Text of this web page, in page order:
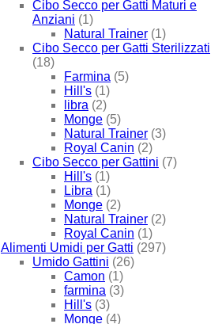
Cibo Secco per Gatti Maturi e
Anziani (1)
Natural Trainer (1)
Cibo Secco per Gatti Sterilizzati
(18)
Farmina (5)
Hill's (1)
libra (2)
Monge (5)
Natural Trainer (3)
Royal Canin (2)
Cibo Secco per Gattini (7)
Hill's (1)
Libra (1)
Monge (2)
Natural Trainer (2)
Royal Canin (1)
Alimenti Umidi per Gatti (297)
Umido Gattini (26)
Camon (1)
farmina (3)
Hill's (3)
Monge (4)